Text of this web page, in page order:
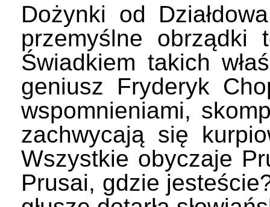
Dożynki od
przemyślne obrządki
Świadkiem takich
geniusz Fryderyk
wspomnieniami,
zachwycają się
Wszystkie obyczaje
Prusai, gdzie